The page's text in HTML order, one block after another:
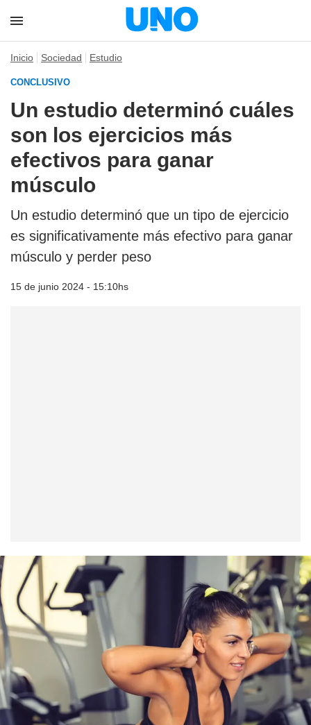
Inicio Sociedad Estudio
CONCLUSIVO
Un estudio determinó cuáles
son los ejercicios más
efectivos para ganar
músculo
Un estudio determinó que un tipo de ejercicio
es significativamente más efectivo para ganar
músculo y perder peso
15 de junio 2024 - 15:10hs